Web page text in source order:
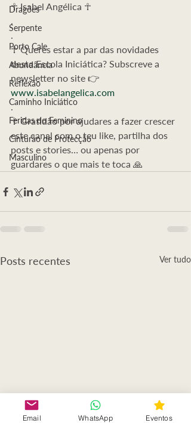
Dragões
Serpente
Porto Cale
Abundância
Reflexão
Caminho Iniciático
Feridas do Feminino
Cinturão de Protecção
Masculino
☥ Isabel Angélica ☥
.
.
☥ Queres estar a par das novidades
desta Escola Iniciática? Subscreve a
newsletter no site 👉
www.isabelangelica.com
.
☥ Gratidão por ajudares a fazer crescer
este canal com o teu like, partilha dos
posts e stories… ou apenas por
guardares o que mais te toca 🙏
Posts recentes Ver tudo
Email WhatsApp Eventos